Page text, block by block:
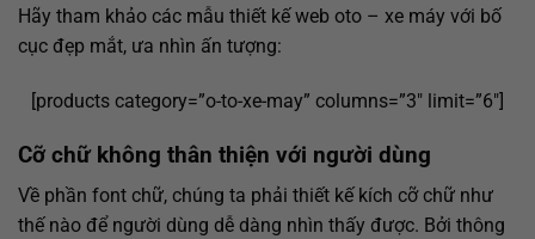
Hãy tham khảo các mẫu thiết kế web oto – xe máy với bố
cục đẹp mắt, ưa nhìn ấn tượng:
[products category=”o-to-xe-may” columns=”3″ limit=”6″]
Cỡ chữ không thân thiện với người dùng
Về phần font chữ, chúng ta phải thiết kế kích cỡ chữ như
thế nào để người dùng dễ dàng nhìn thấy được. Bởi thông